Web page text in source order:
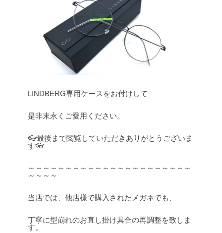
LINDBERG専用ケースをお付けして
是非末永くご愛用ください。
👓最後まで閲覧していただきありがとうございま
す👓
～～～～～～～～～～～～～～～～～～～～～～
～～～～
当店では、他店様で購入されたメガネでも、
丁寧に型崩れのお直し掛け具合の再調整を致しま
す。